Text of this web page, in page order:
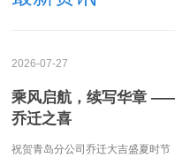
2026-07-27
乘风启航，续写华章
乔迁之喜
祝贺青岛分公司乔迁大吉盛夏时